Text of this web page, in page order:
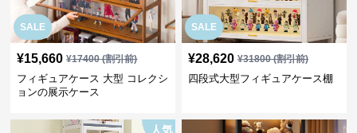
SALE
¥15,660 ¥17400(割引前)
フィギュアケース 大型 コレクシ
ョンの展示ケース
SALE
¥28,620 ¥31800(割引前)
四段式大型フィギュアケース棚
人気